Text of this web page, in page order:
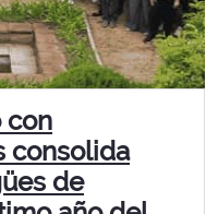
con
consolida
de